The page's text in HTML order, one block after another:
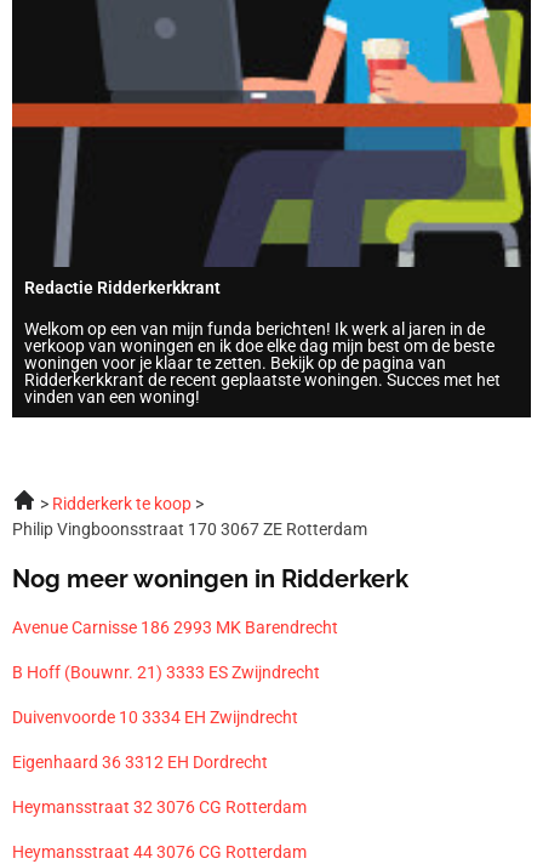
Redactie Ridderkerkkrant
Welkom op een van mijn funda berichten! Ik werk al jaren in de
verkoop van woningen en ik doe elke dag mijn best om de beste
woningen voor je klaar te zetten. Bekijk op de pagina van
Ridderkerkkrant de recent geplaatste woningen. Succes met het
vinden van een woning!
Ridderkerk te koop
Philip Vingboonsstraat 170 3067 ZE Rotterdam
Nog meer woningen in Ridderkerk
Avenue Carnisse 186 2993 MK Barendrecht
B Hoff (Bouwnr. 21) 3333 ES Zwijndrecht
Duivenvoorde 10 3334 EH Zwijndrecht
Eigenhaard 36 3312 EH Dordrecht
Heymansstraat 32 3076 CG Rotterdam
Heymansstraat 44 3076 CG Rotterdam